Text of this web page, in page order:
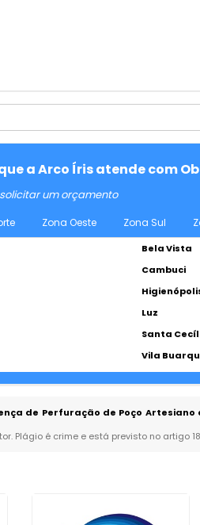
a Arco Íris atende com
um orçamento
Zona Oeste Zona Sul
Bela Vista
Cambuci
Luz
Santa
Vila
de Perfuração de Poço Artesiano
Plágio é crime e está previsto no artigo